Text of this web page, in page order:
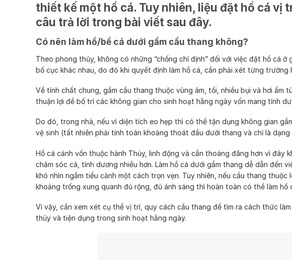
thiết kế một hồ cá. Tuy nhiên, liệu đặt hồ cá vị
câu trả lời trong bài viết sau đây.
Có nên làm hồ/bể cá dưới gầm cầu thang không?
Theo phong thủy, không có những “chống chỉ định” đối với việc đặt hồ cá
bố cục khác nhau, do đó khi quyết định làm hồ cá, cần phải xét từng trường
Về tính chất chung, gầm cầu thang thuộc vùng âm, tối, nhiều bụi và hơi ẩm
thuận lợi để bố trí các không gian cho sinh hoạt hằng ngày vốn mang tính
Do đó, trong nhà, nếu vì diện tích eo hẹp thì có thể tận dụng không gian
vệ sinh (tất nhiên phải tính toán khoảng thoát đầu dưới thang và chỉ là dạng
Hồ cá cảnh vốn thuộc hành Thủy, linh động và cần thoáng đãng hơn vì đây
chăm sóc cá, tính dương nhiều hơn. Làm hồ cá dưới gầm thang dễ dẫn đến
khó nhìn ngắm tiểu cảnh một cách trọn vẹn. Tuy nhiên, nếu cầu thang
khoảng trống xung quanh đủ rộng, đủ ánh sáng thì hoàn toàn có thể làm hồ
Vì vậy, cần xem xét cụ thể vị trí, quy cách cầu thang để tìm ra cách thức
thủy và tiện dụng trong sinh hoạt hằng ngày.